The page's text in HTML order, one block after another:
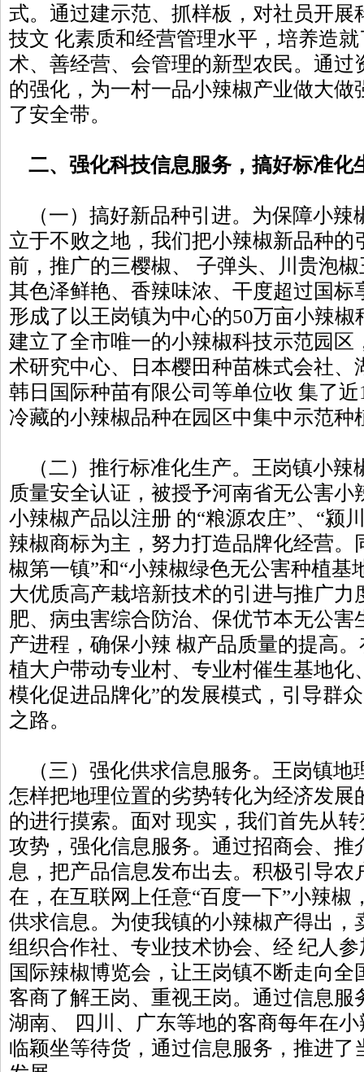
式。通过建示范、抓样板，对社员开展
技文 化素质和经营管理水平，培养造
术、善经营、会管理的新型农民。通过
的强化，为一村一品小辣椒产业做大做
了安全带。
二、强化科技信息服务，搞好标准化
（一）搞好新品种引进。为保障小辣
立于不败之地，我们把小辣椒新品种的
前，推广的三樱椒、 子弹头、川贵泡
其色泽鲜艳、香辣味浓、干度超过国标
形成了以王岗镇为中心的50万亩小辣
建立了全市唯一的小辣椒科技示范园区
术研究中心、日本樱田种苗株式会社、
韩日国际种苗有限公司等单位收 集了
冷藏的小辣椒品种在园区中集中示范种
（二）推行标准化生产。王岗镇小辣
质量安全认证，被授予河南省无公害
小辣椒产品以注册 的“粮源农庄”、“颍
辣椒商标为主，努力打造品牌化经营。
椒第一镇”和“小辣椒绿色无公害种植基
大优质高产栽培新技术的引进与推广力
肥、病虫害综合防治、保优节本无公
产进程，确保小辣 椒产品质量的提高
植大户带动专业村、专业村催生基地化
模化促进品牌化”的发展模式，引导群
之路。
（三）强化供求信息服务。王岗镇地
怎样把地理位置的劣势转化为经济发展
的进行摸索。面对 现实，我们首先从
攻势，强化信息服务。通过招商会、推
息，把产品信息发布出去。积极引导农
在，在互联网上任意“百度一下”小辣椒
供求信息。为使我镇的小辣椒产得出，
组织合作社、专业技术协会、经 纪人
国际辣椒博览会，让王岗镇不断走向
客商了解王岗、重视王岗。通过信息服
湖南、 四川、广东等地的客商每年在
临颖坐等待货，通过信息服务，推进了